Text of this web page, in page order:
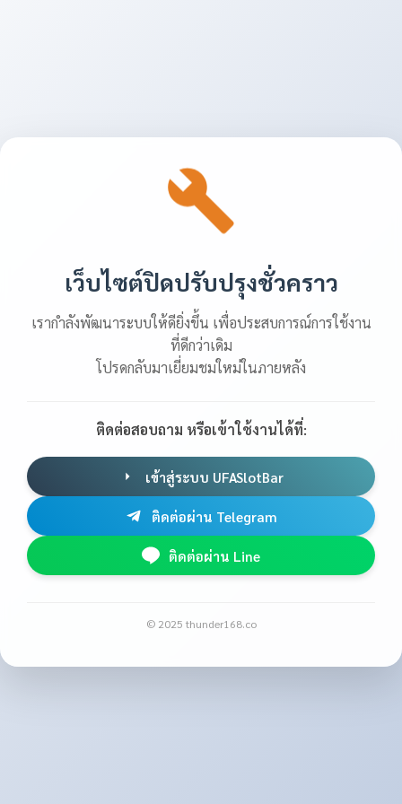
เว็บไซต์ปิดปรับปรุงชั่วคราว
เรากำลังพัฒนาระบบให้ดียิ่งขึ้น เพื่อประสบการณ์การใช้งาน
ที่ดีกว่าเดิม
โปรดกลับมาเยี่ยมชมใหม่ในภายหลัง
ติดต่อสอบถาม หรือเข้าใช้งานได้ที่:
เข้าสู่ระบบ UFASlotBar
ติดต่อผ่าน Telegram
ติดต่อผ่าน Line
© 2025 thunder168.co